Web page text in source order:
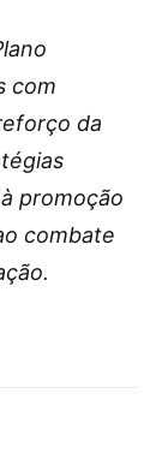
com
da
promoção
combate